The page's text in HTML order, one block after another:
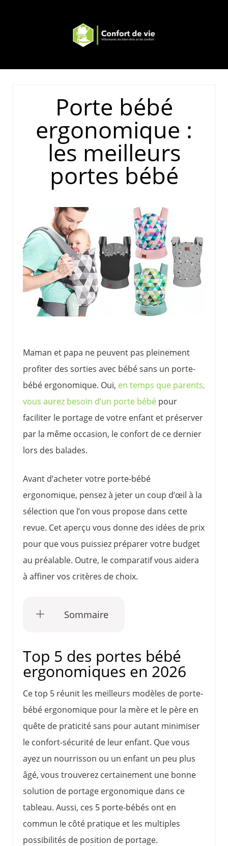
Porte bébé
ergonomique :
les meilleurs
portes bébé
Maman et papa ne peuvent pas pleinement
profiter des sorties avec bébé sans un porte-
bébé ergonomique. Oui, en temps que parents,
vous aurez besoin d’un porte bébé pour
faciliter le portage de votre enfant et préserver
par la même occasion, le confort de ce dernier
lors des balades.
Avant d’acheter votre porte-bébé
ergonomique, pensez à jeter un coup d’œil à la
sélection que l’on vous propose dans cette
revue. Cet aperçu vous donne des idées de prix
pour que vous puissiez préparer votre budget
au préalable. Outre, le comparatif vous aidera
à affiner vos critères de choix.
Sommaire
Top 5 des portes bébé
ergonomiques en 2026
Ce top 5 réunit les meilleurs modèles de porte-
bébé ergonomique pour la mère et le père en
quête de praticité sans pour autant minimiser
le confort-sécurité de leur enfant. Que vous
ayez un nourrisson ou un enfant un peu plus
âgé, vous trouverez certainement une bonne
solution de portage ergonomique dans ce
tableau. Aussi, ces 5 porte-bébés ont en
commun le côté pratique et les multiples
possibilités de position de portage.